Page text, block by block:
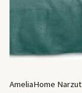
AmeliaHome